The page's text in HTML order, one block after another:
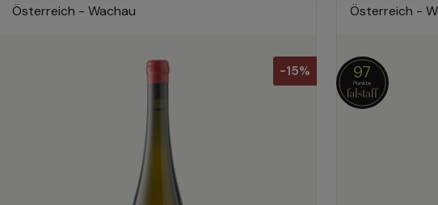
Österreich - Wachau
-15%
Österreich -
97